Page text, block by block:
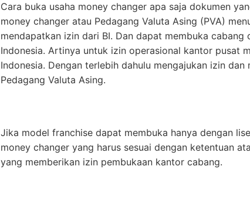
Cara buka usaha money changer apa saja dokumen
money changer atau Pedagang Valuta Asing (PVA)
mendapatkan izin dari BI. Dan dapat membuka
Indonesia. Artinya untuk izin operasional kantor pusat
Indonesia. Dengan terlebih dahulu mengajukan izin
Pedagang Valuta Asing.
Jika model franchise dapat membuka hanya dengan
money changer yang harus sesuai dengan ketentuan
yang memberikan izin pembukaan kantor cabang.